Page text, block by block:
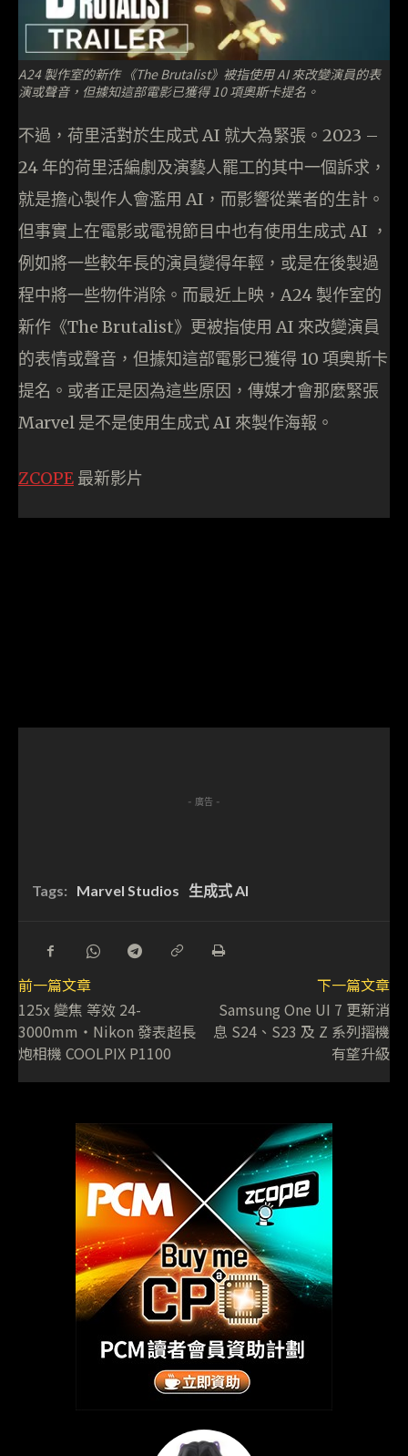
A24 製作室的新作 《The Brutalist》被指使用 AI 來改變演員的表
演或聲音，但據知這部電影已獲得 10 項奧斯卡提名。
不過，荷里活對於生成式 AI 就大為緊張。2023 –
24 年的荷里活編劇及演藝人罷工的其中一個訴求，
就是擔心製作人會濫用 AI，而影響從業者的生計。
但事實上在電影或電視節目中也有使用生成式 AI ，
例如將一些較年長的演員變得年輕，或是在後製過
程中將一些物件消除。而最近上映，A24 製作室的
新作《The Brutalist》更被指使用 AI 來改變演員
的表情或聲音，但據知這部電影已獲得 10 項奧斯卡
提名。或者正是因為這些原因，傳媒才會那麼緊張
Marvel 是不是使用生成式 AI 來製作海報。
ZCOPE 最新影片
- 廣告 -
Tags: Marvel Studios 生成式 AI
前一篇文章
125x 變焦 等效 24-
3000mm・Nikon 發表超長
炮相機 COOLPIX P1100
下一篇文章
Samsung One UI 7 更新消
息 S24、S23 及 Z 系列摺機
有望升級